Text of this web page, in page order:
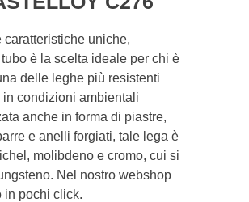
caratteristiche uniche,
è la scelta ideale per chi è
delle leghe più resistenti
condizioni ambientali
anche in forma di piastre,
e anelli forgiati, tale lega è
molibdeno e cromo, cui si
Nel nostro webshop
in pochi click.